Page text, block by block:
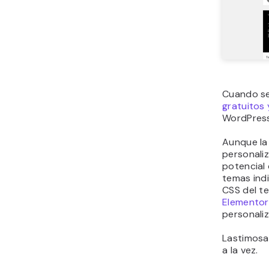
Cuando
gratuitos
Aunque
potencial
temas
CSS del
Elementor
a la vez.